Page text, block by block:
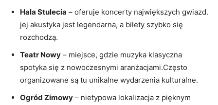
Hala Stulecia – oferuje koncerty największych gwiazd.
jej akustyka jest legendarna, a bilety szybko się
rozchodzą.
Teatr Nowy – miejsce, gdzie muzyka klasyczna
spotyka się z nowoczesnymi aranżacjami.Często
organizowane są tu unikalne wydarzenia kulturalne.
Ogród Zimowy – nietypowa lokalizacja z pięknym